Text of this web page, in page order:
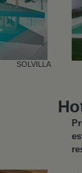
SOLVILLA